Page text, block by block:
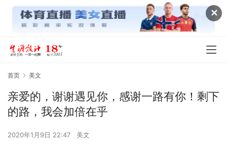
✕
首页 美文
亲爱的，谢谢遇见你，感谢一路有你！剩下
的路，我会加倍在乎
2020年1月9日 22:47 美文